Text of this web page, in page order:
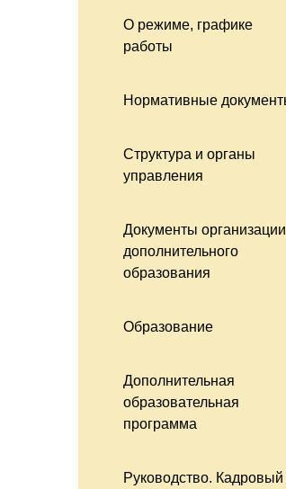
О режиме, графике
работы
Нормативные
Структура и органы
управления
Документы организации
дополнительного
образования
Образование
Дополнительная
образовательная
программа
Руководство. Кадровый